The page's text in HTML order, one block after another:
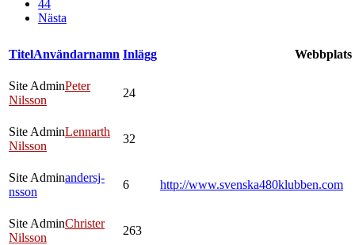
44
Nästa
TitelAnvändarnamn Inlägg Webbplats
Site AdminPeter
Nilsson
24
Site AdminLennarth
Nilsson
32
Site Adminandersj-
nsson
6 http://www.svenska480klubben.com
Site AdminChrister
Nilsson
263